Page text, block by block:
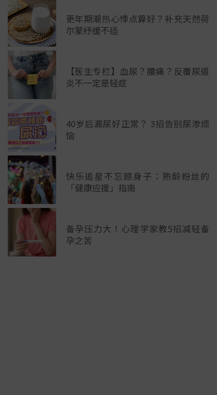
更年期潮热心悸点算好？补充天然荷
尔蒙纾缓不适
【医生专栏】血尿？腰痛？反覆尿道
炎不一定是轻症
40岁后漏尿好正常？ 3招告别尿渗烦
恼
快乐追星不忘顾身子：熟龄粉丝的
「健康应援」指南
备孕压力大！心理学家教5招减轻备
孕之苦